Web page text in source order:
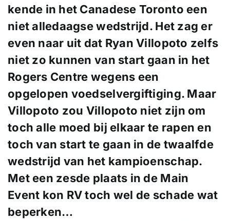
kende in het Canadese Toronto een
niet alledaagse wedstrijd. Het zag er
even naar uit dat Ryan Villopoto zelfs
niet zo kunnen van start gaan in het
Rogers Centre wegens een
opgelopen voedselvergiftiging. Maar
Villopoto zou Villopoto niet zijn om
toch alle moed bij elkaar te rapen en
toch van start te gaan in de twaalfde
wedstrijd van het kampioenschap.
Met een zesde plaats in de Main
Event kon RV toch wel de schade wat
beperken…